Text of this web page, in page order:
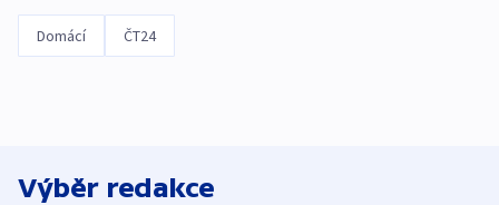
Domácí ČT24
Výběr redakce